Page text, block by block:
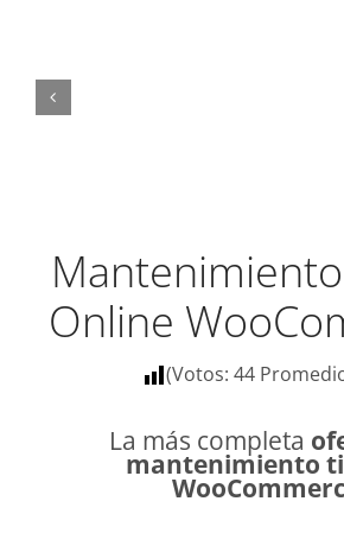
Online
(Votos: 44
La más completa
mantenimiento